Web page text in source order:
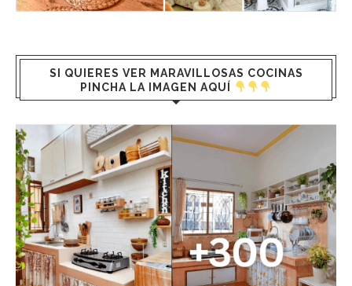
SI QUIERES VER MARAVILLOSAS COCINAS
PINCHA LA IMAGEN AQUÍ